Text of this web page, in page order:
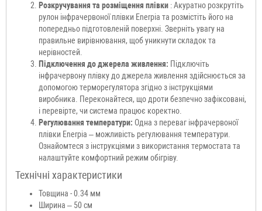
Розкручування та розміщення плівки : Акуратно розкрутіть
рулон інфрачервоної плівки Enerpia та розмістіть його на
попередньо підготовленій поверхні. Зверніть увагу на
правильне вирівнювання, щоб уникнути складок та
нерівностей.
Підключення до джерела живлення: Підключіть
інфрачервону плівку до джерела живлення здійснюється за
допомогою терморегулятора згідно з інструкціями
виробника. Переконайтеся, що дроти безпечно зафіксовані,
і перевірте, чи система працює коректно.
Регулювання температури: Одна з переваг інфрачервоної
плівки Enerpia – можливість регулювання температури.
Ознайомтеся з інструкціями з використання термостата та
налаштуйте комфортний режим обігріву.
Технічні характеристики
Товщина - 0.34 мм
Ширина – 50 см